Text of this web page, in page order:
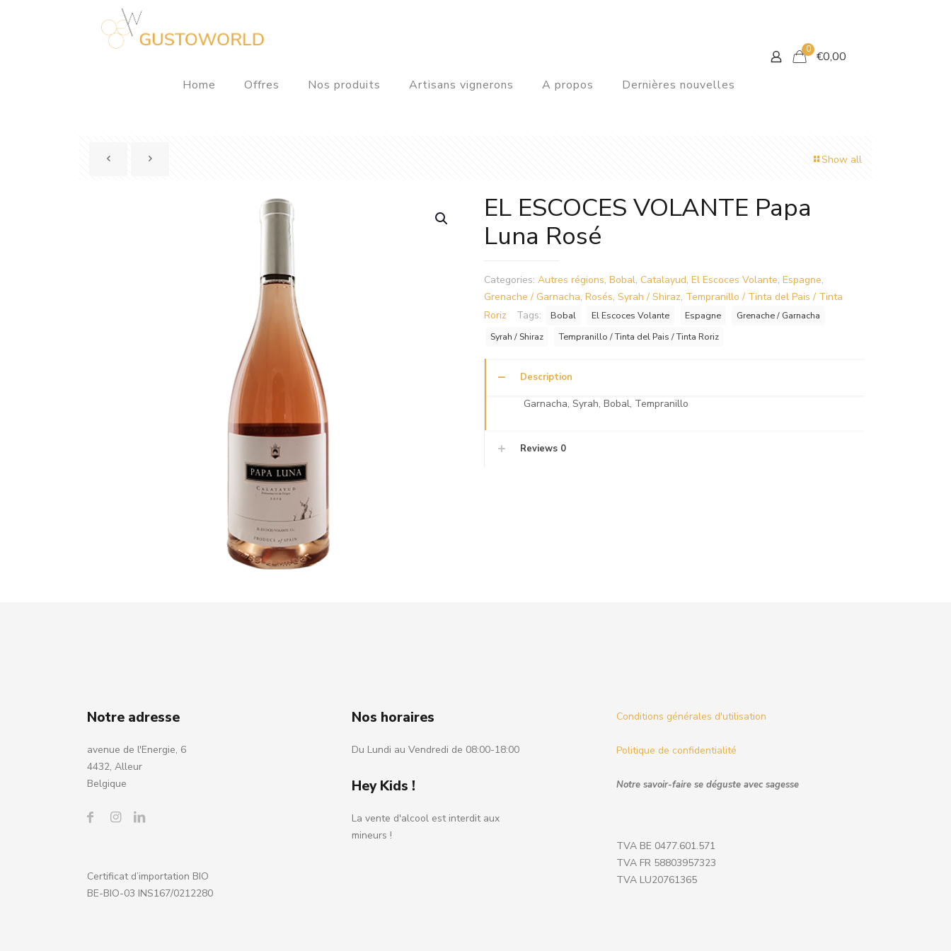
Home Offres Nos produits Artisans vignerons A propos Dernières nouvelles
0 €0,00
Show all
EL ESCOCES VOLANTE Papa
Luna Rosé
Categories: Autres régions, Bobal, Catalayud, El Escoces Volante, Espagne,
Grenache / Garnacha, Rosés, Syrah / Shiraz, Tempranillo / Tinta del Pais / Tinta
Roriz
Tags: Bobal El Escoces Volante Espagne
Grenache / Garnacha
Syrah / Shiraz
Tempranillo / Tinta del Pais / Tinta Roriz
Description
Garnacha, Syrah, Bobal, Tempranillo
Reviews 0
Notre adresse
avenue de l'Energie, 6
4432, Alleur
Belgique
Certificat d’importation BIO
BE-BIO-03 INS167/0212280
Nos horaires
Du Lundi au Vendredi de 08:00-18:00
Hey Kids !
La vente d'alcool est interdit aux
mineurs !
Conditions générales d'utilisation
Politique de confidentialité
Notre savoir-faire se déguste avec sagesse
TVA BE 0477.601.571
TVA FR 58803957323
TVA LU20761365